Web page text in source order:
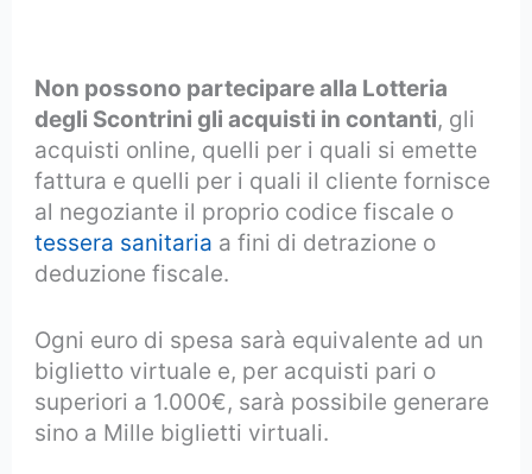
Non possono partecipare alla Lotteria
degli Scontrini gli acquisti in contanti, gli
acquisti online, quelli per i quali si emette
fattura e quelli per i quali il cliente fornisce
al negoziante il proprio codice fiscale o
tessera sanitaria a fini di detrazione o
deduzione fiscale.
Ogni euro di spesa sarà equivalente ad un
biglietto virtuale e, per acquisti pari o
superiori a 1.000€, sarà possibile generare
sino a Mille biglietti virtuali.